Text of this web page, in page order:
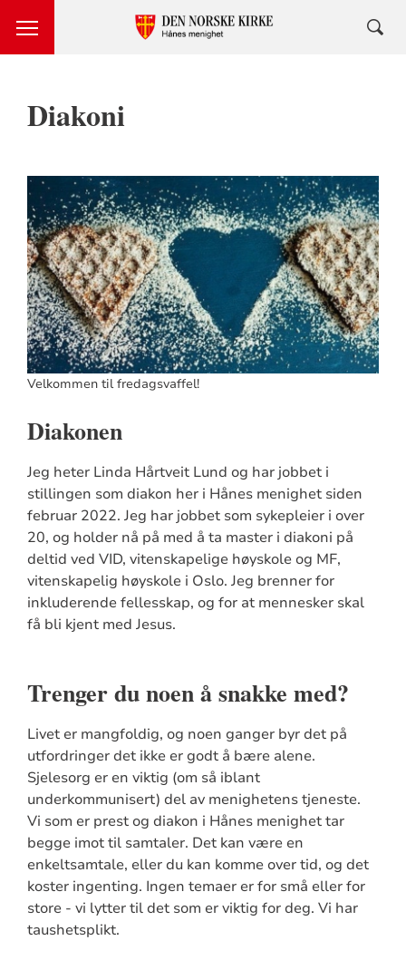
Diakoni
Velkommen til fredagsvaffel!
Diakonen
Jeg heter Linda Hårtveit Lund og har jobbet i
stillingen som diakon her i Hånes menighet siden
februar 2022. Jeg har jobbet som sykepleier i over
20, og holder nå på med å ta master i diakoni på
deltid ved VID, vitenskapelige høyskole og MF,
vitenskapelig høyskole i Oslo. Jeg brenner for
inkluderende fellesskap, og for at mennesker skal
få bli kjent med Jesus.
Trenger du noen å snakke med?
Livet er mangfoldig, og noen ganger byr det på
utfordringer det ikke er godt å bære alene.
Sjelesorg er en viktig (om så iblant
underkommunisert) del av menighetens tjeneste.
Vi som er prest og diakon i Hånes menighet tar
begge imot til samtaler. Det kan være en
enkeltsamtale, eller du kan komme over tid, og det
koster ingenting. Ingen temaer er for små eller for
store - vi lytter til det som er viktig for deg. Vi har
taushetsplikt.